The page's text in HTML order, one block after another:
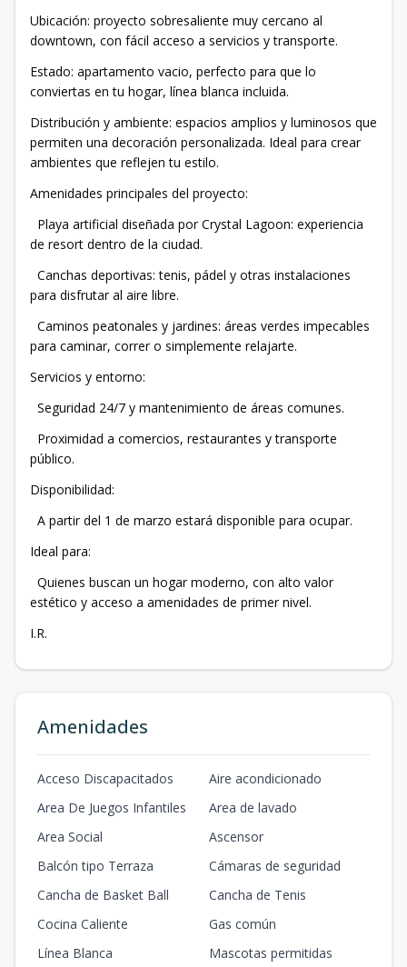
Ubicación: proyecto sobresaliente muy cercano al
downtown, con fácil acceso a servicios y transporte.
Estado: apartamento vacio, perfecto para que lo
conviertas en tu hogar, línea blanca incluida.
Distribución y ambiente: espacios amplios y luminosos que
permiten una decoración personalizada. Ideal para crear
ambientes que reflejen tu estilo.
Amenidades principales del proyecto:
Playa artificial diseñada por Crystal Lagoon: experiencia
de resort dentro de la ciudad.
Canchas deportivas: tenis, pádel y otras instalaciones
para disfrutar al aire libre.
Caminos peatonales y jardines: áreas verdes impecables
para caminar, correr o simplemente relajarte.
Servicios y entorno:
Seguridad 24/7 y mantenimiento de áreas comunes.
Proximidad a comercios, restaurantes y transporte
público.
Disponibilidad:
A partir del 1 de marzo estará disponible para ocupar.
Ideal para:
Quienes buscan un hogar moderno, con alto valor
estético y acceso a amenidades de primer nivel.
I.R.
Amenidades
Acceso Discapacitados
Aire acondicionado
Area De Juegos Infantiles
Area de lavado
Area Social
Ascensor
Balcón tipo Terraza
Cámaras de seguridad
Cancha de Basket Ball
Cancha de Tenis
Cocina Caliente
Gas común
Línea Blanca
Mascotas permitidas